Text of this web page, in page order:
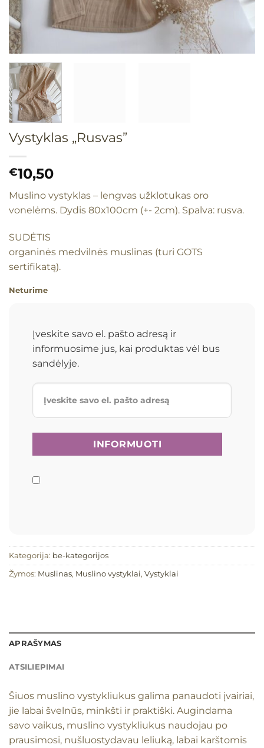
Vystyklas „Rusvas”
€10,50
Muslino vystyklas – lengvas užklotukas oro
vonelėms. Dydis 80x100cm (+- 2cm). Spalva: rusva.
SUDĖTIS
organinės medvilnės muslinas (turi GOTS
sertifikatą).
Neturime
Įveskite savo el. pašto adresą ir
informuosime jus, kai produktas vėl bus
sandėlyje.
Kategorija: be-kategorijos
Žymos: Muslinas, Muslino vystyklai, Vystyklai
APRAŠYMAS
ATSILIEPIMAI
Šiuos muslino vystykliukus galima panaudoti įvairiai,
jie labai švelnūs, minkšti ir praktiški. Augindama
savo vaikus, muslino vystykliukus naudojau po
prausimosi, nušluostydavau leliuką, labai karštomis